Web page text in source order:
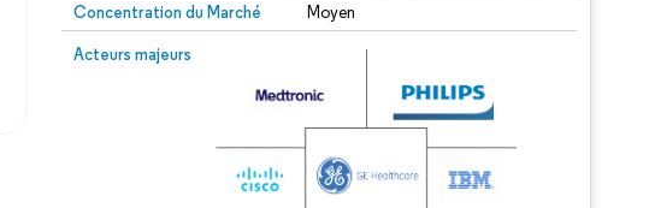
Concentration du Marché Moyen
Acteurs majeurs
Image © Mordor Intelligence. La réutilisation nécessite une attribution sous CC BY 4.0.